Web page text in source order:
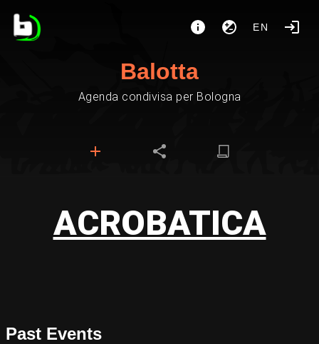
EN
Balotta
Agenda condivisa per Bologna
ACROBATICA
Past Events